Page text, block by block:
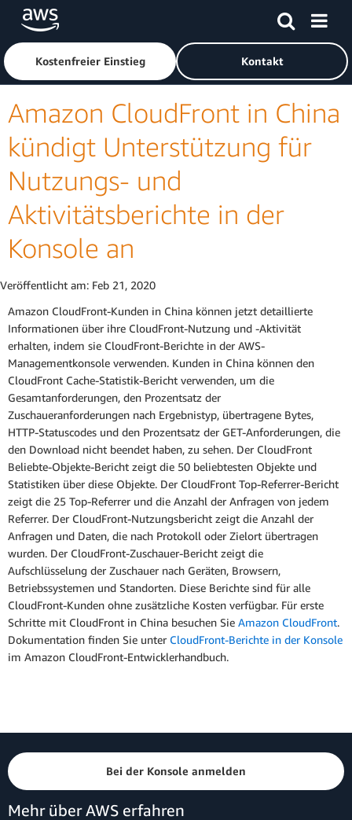
Überspringen zum Hauptinhalt
Klicken Sie hier, um zur Amazon Web Services-Startseite
Kostenfreier Einstieg Kontakt
Amazon CloudFront in China
kündigt Unterstützung für
Nutzungs- und
Aktivitätsberichte in der
Konsole an
Veröffentlicht am: Feb 21, 2020
Amazon CloudFront-Kunden in China können jetzt detaillierte
Informationen über ihre CloudFront-Nutzung und -Aktivität
erhalten, indem sie CloudFront-Berichte in der AWS-
Managementkonsole verwenden. Kunden in China können den
CloudFront Cache-Statistik-Bericht verwenden, um die
Gesamtanforderungen, den Prozentsatz der
Zuschaueranforderungen nach Ergebnistyp, übertragene Bytes,
HTTP-Statuscodes und den Prozentsatz der GET-Anforderungen, die
den Download nicht beendet haben, zu sehen. Der CloudFront
Beliebte-Objekte-Bericht zeigt die 50 beliebtesten Objekte und
Statistiken über diese Objekte. Der CloudFront Top-Referrer-Bericht
zeigt die 25 Top-Referrer und die Anzahl der Anfragen von jedem
Referrer. Der CloudFront-Nutzungsbericht zeigt die Anzahl der
Anfragen und Daten, die nach Protokoll oder Zielort übertragen
wurden. Der CloudFront-Zuschauer-Bericht zeigt die
Aufschlüsselung der Zuschauer nach Geräten, Browsern,
Betriebssystemen und Standorten. Diese Berichte sind für alle
CloudFront-Kunden ohne zusätzliche Kosten verfügbar. Für erste
Schritte mit CloudFront in China besuchen Sie Amazon CloudFront.
Dokumentation finden Sie unter CloudFront-Berichte in der Konsole
im Amazon CloudFront-Entwicklerhandbuch.
Bei der Konsole anmelden
Mehr über AWS erfahren